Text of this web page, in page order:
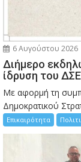
6 Αυγούστου 2026
Διήμερο
ίδρυση του ΔΣΕ
Με αφορμή τη
Δημοκρατικού
Επικαιρότητα